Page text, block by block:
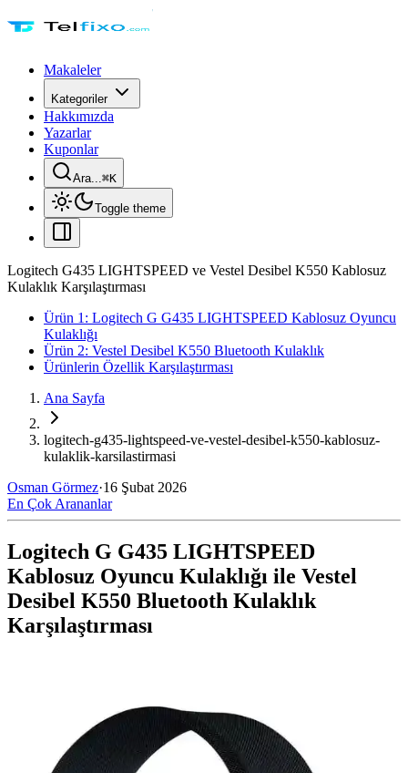
Makaleler
Kategoriler
Hakkımızda
Yazarlar
Kuponlar
Ara...⌘K
Toggle theme
Logitech G435 LIGHTSPEED ve Vestel Desibel K550 Kablosuz
Kulaklık Karşılaştırması
Ürün 1: Logitech G G435 LIGHTSPEED Kablosuz Oyuncu
Kulaklığı
Ürün 2: Vestel Desibel K550 Bluetooth Kulaklık
Ürünlerin Özellik Karşılaştırması
Ana Sayfa
logitech-g435-lightspeed-ve-vestel-desibel-k550-kablosuz-
kulaklik-karsilastirmasi
Osman Görmez·16 Şubat 2026
En Çok Arananlar
Logitech G G435 LIGHTSPEED
Kablosuz Oyuncu Kulaklığı ile Vestel
Desibel K550 Bluetooth Kulaklık
Karşılaştırması